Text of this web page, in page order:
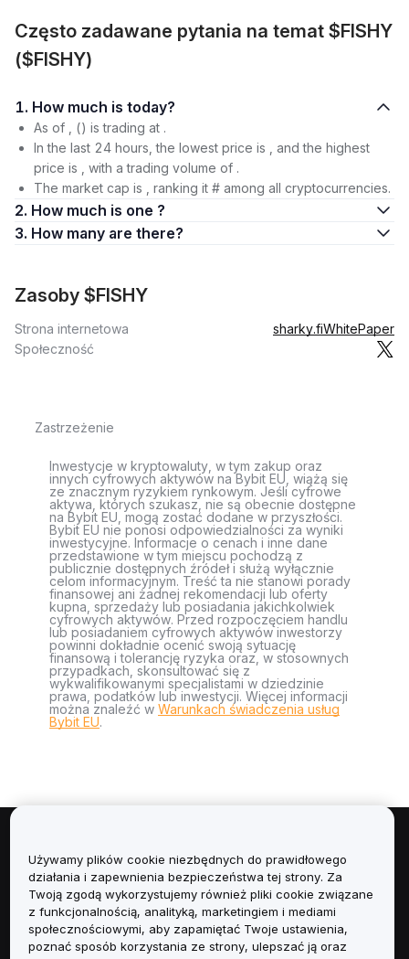
Często zadawane pytania na temat $FISHY
($FISHY)
1. How much is today?
As of , () is trading at .
In the last 24 hours, the lowest price is , and the highest
price is , with a trading volume of .
The market cap is , ranking it # among all cryptocurrencies.
2. How much is one ?
3. How many are there?
Zasoby $FISHY
Strona internetowa sharky.fiWhitePaper
Społeczność
Zastrzeżenie
Inwestycje w kryptowaluty, w tym zakup oraz
innych cyfrowych aktywów na Bybit EU, wiążą się
ze znacznym ryzykiem rynkowym. Jeśli cyfrowe
aktywa, których szukasz, nie są obecnie dostępne
na Bybit EU, mogą zostać dodane w przyszłości.
Bybit EU nie ponosi odpowiedzialności za wyniki
inwestycyjne. Informacje o cenach i inne dane
przedstawione w tym miejscu pochodzą z
publicznie dostępnych źródeł i służą wyłącznie
celom informacyjnym. Treść ta nie stanowi porady
finansowej ani żadnej rekomendacji lub oferty
kupna, sprzedaży lub posiadania jakichkolwiek
cyfrowych aktywów. Przed rozpoczęciem handlu
lub posiadaniem cyfrowych aktywów inwestorzy
powinni dokładnie ocenić swoją sytuację
finansową i tolerancję ryzyka oraz, w stosownych
przypadkach, skonsultować się z
wykwalifikowanymi specjalistami w dziedzinie
prawa, podatków lub inwestycji. Więcej informacji
można znaleźć w Warunkach świadczenia usług
Bybit EU.
Informacje
Usługi
Obsługa Klienta
Używamy plików cookie niezbędnych do prawidłowego
działania i zapewnienia bezpieczeństwa tej strony. Za
Twoją zgodą wykorzystujemy również pliki cookie związane
z funkcjonalnością, analityką, marketingiem i mediami
społecznościowymi, aby zapamiętać Twoje ustawienia,
poznać sposób korzystania ze strony, ulepszać ją oraz